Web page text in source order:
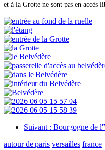
et à la Grotte ne sont pas en accès
Suivant : Bourgogne de
autour de paris versailles france